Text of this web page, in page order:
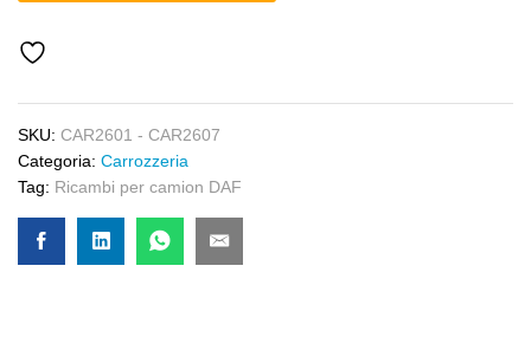
SKU: CAR2601 - CAR2607
Categoria: Carrozzeria
Tag: Ricambi per camion DAF